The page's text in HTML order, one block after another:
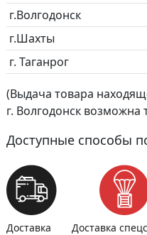
г.Волгодонск
г.Шахты
г. Таганрог
(Выдача товара
г. Волгодонск возможна
Доступные способы
Доставка Доставка